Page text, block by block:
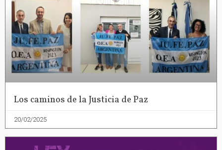
Los caminos de la Justicia de Paz
20/02/2025